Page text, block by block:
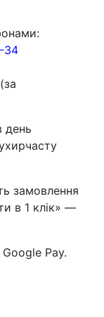
34
день
замовлення
в 1 клік» —
Pay.